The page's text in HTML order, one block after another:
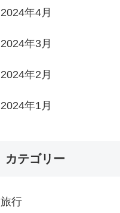
2024年4月
2024年3月
2024年2月
2024年1月
カテゴリー
旅行